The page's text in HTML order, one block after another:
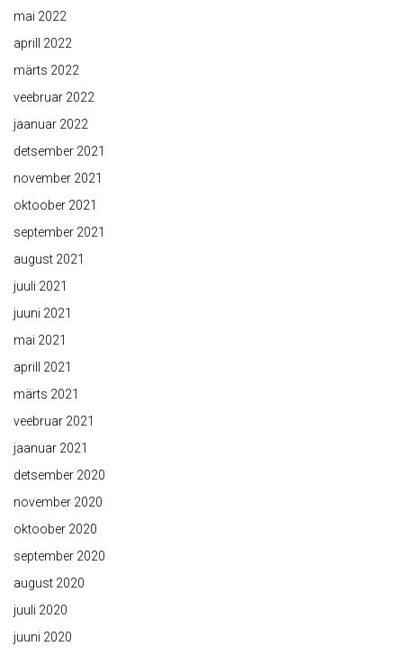
mai 2022
aprill 2022
märts 2022
veebruar 2022
jaanuar 2022
detsember 2021
november 2021
oktoober 2021
september 2021
august 2021
juuli 2021
juuni 2021
mai 2021
aprill 2021
märts 2021
veebruar 2021
jaanuar 2021
detsember 2020
november 2020
oktoober 2020
september 2020
august 2020
juuli 2020
juuni 2020